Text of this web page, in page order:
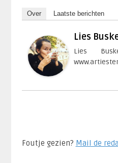
Over Laatste berichten
Lies
Lies
Foutje gezien? Mail de